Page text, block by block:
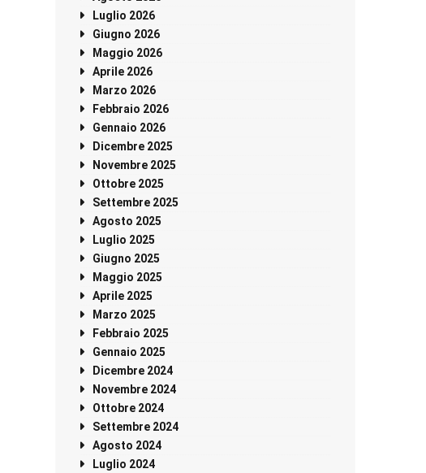
Luglio 2026
Giugno 2026
Maggio 2026
Aprile 2026
Marzo 2026
Febbraio 2026
Gennaio 2026
Dicembre 2025
Novembre 2025
Ottobre 2025
Settembre 2025
Agosto 2025
Luglio 2025
Giugno 2025
Maggio 2025
Aprile 2025
Marzo 2025
Febbraio 2025
Gennaio 2025
Dicembre 2024
Novembre 2024
Ottobre 2024
Settembre 2024
Agosto 2024
Luglio 2024